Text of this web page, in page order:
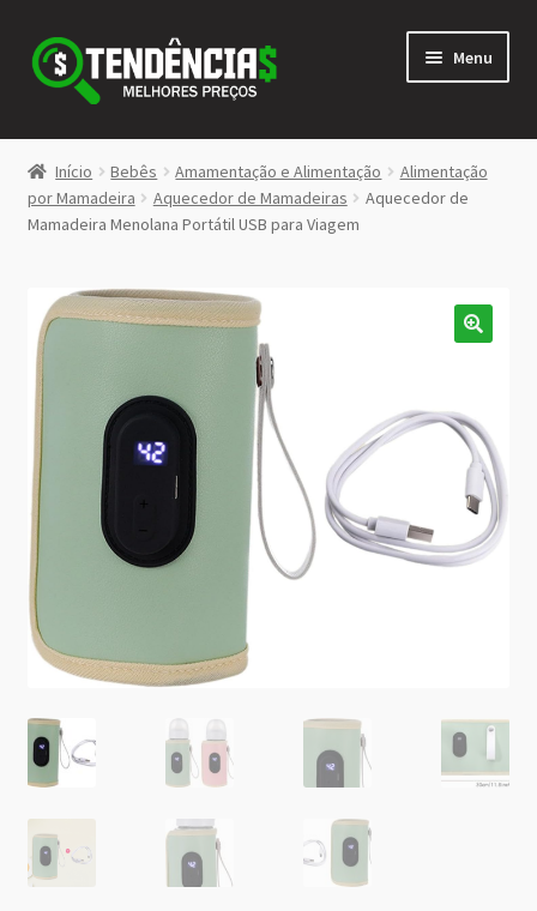
Pular
para
navegação
Pular
para
conteúdo
Menu
LOJA
<>
Início Bebês Amamentação e Alimentação
Alimentação
por Mamadeira
Aquecedor de Mamadeiras
Aquecedor de
Mamadeira Menolana Portátil USB para Viagem